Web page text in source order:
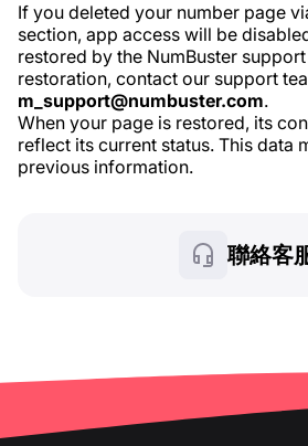
If you deleted your number page
section, app access will be
restored by the NumBuster
restoration, contact our support
m_support@numbuster.com.
When your page is restored, its
reflect its current status. This data
previous information.
聯絡客